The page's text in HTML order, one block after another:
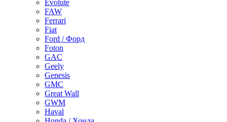
Evolute
FAW
Ferrari
Fiat
Ford / Форд
Foton
GAC
Geely
Genesis
GMC
Great Wall
GWM
Haval